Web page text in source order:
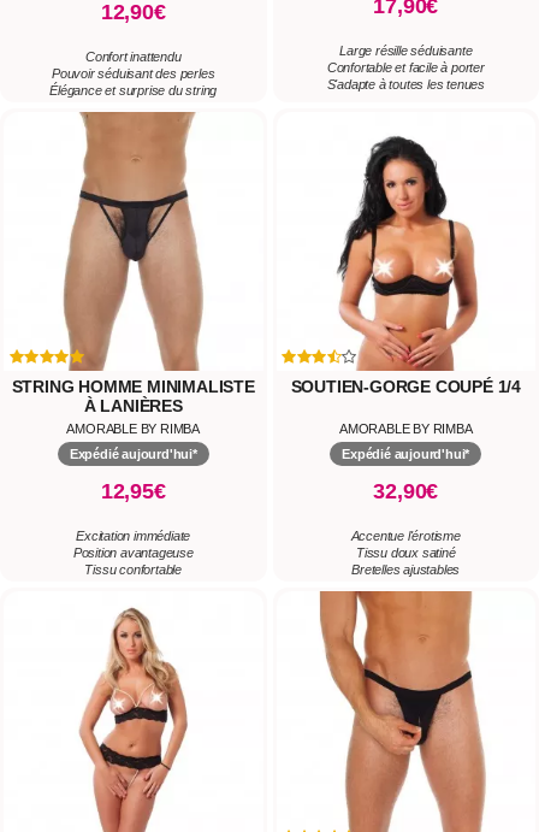
12,90€
Confort inattendu
Pouvoir séduisant des perles
Élégance et surprise du string
17,90€
Large résille séduisante
Confortable et facile à porter
S'adapte à toutes les tenues
STRING HOMME MINIMALISTE
À LANIÈRES
AMORABLE BY RIMBA
Expédié aujourd'hui*
12,95€
Excitation immédiate
Position avantageuse
Tissu confortable
SOUTIEN-GORGE COUPÉ 1/4
AMORABLE BY RIMBA
Expédié aujourd'hui*
32,90€
Accentue l'érotisme
Tissu doux satiné
Bretelles ajustables